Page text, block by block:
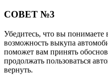
СОВЕТ №3
Убедитесь, что вы понимаете
возможность выкупа
поможет вам принять
продолжать пользоваться
вернуть.